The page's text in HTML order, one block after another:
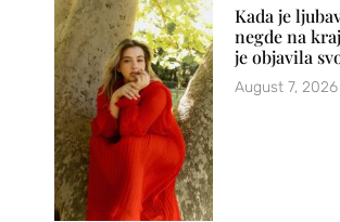
Kada je
negde na
je objavila
August 7, 2026